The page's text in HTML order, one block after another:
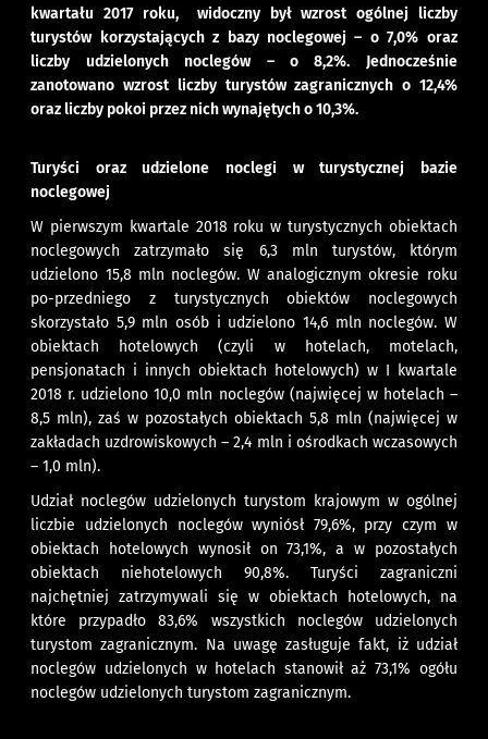
kwartału 2017 roku, widoczny był wzrost ogólnej liczby
turystów korzystających z bazy noclegowej – o 7,0% oraz
liczby udzielonych noclegów – o 8,2%. Jednocześnie
zanotowano wzrost liczby turystów zagranicznych o 12,4%
oraz liczby pokoi przez nich wynajętych o 10,3%.
Turyści oraz udzielone noclegi w turystycznej bazie
noclegowej
W pierwszym kwartale 2018 roku w turystycznych obiektach
noclegowych zatrzymało się 6,3 mln turystów, którym
udzielono 15,8 mln noclegów. W analogicznym okresie roku
po-przedniego z turystycznych obiektów noclegowych
skorzystało 5,9 mln osób i udzielono 14,6 mln noclegów. W
obiektach hotelowych (czyli w hotelach, motelach,
pensjonatach i innych obiektach hotelowych) w I kwartale
2018 r. udzielono 10,0 mln noclegów (najwięcej w hotelach –
8,5 mln), zaś w pozostałych obiektach 5,8 mln (najwięcej w
zakładach uzdrowiskowych – 2,4 mln i ośrodkach wczasowych
– 1,0 mln).
Udział noclegów udzielonych turystom krajowym w ogólnej
liczbie udzielonych noclegów wyniósł 79,6%, przy czym w
obiektach hotelowych wynosił on 73,1%, a w pozostałych
obiektach niehotelowych 90,8%. Turyści zagraniczni
najchętniej zatrzymywali się w obiektach hotelowych, na
które przypadło 83,6% wszystkich noclegów udzielonych
turystom zagranicznym. Na uwagę zasługuje fakt, iż udział
noclegów udzielonych w hotelach stanowił aż 73,1% ogółu
noclegów udzielonych turystom zagranicznym.